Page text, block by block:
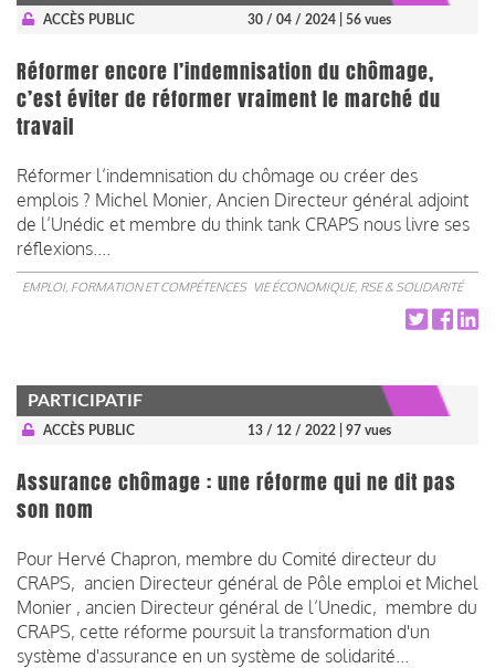
ACCÈS PUBLIC 30 / 04 / 2024 | 56 vues
Réformer encore l’indemnisation du chômage,
c’est éviter de réformer vraiment le marché du
travail
Réformer l’indemnisation du chômage ou créer des
emplois ? Michel Monier, Ancien Directeur général adjoint
de l’Unédic et membre du think tank CRAPS nous livre ses
réflexions....
EMPLOI, FORMATION ET COMPÉTENCES VIE ÉCONOMIQUE, RSE & SOLIDARITÉ
PARTICIPATIF
ACCÈS PUBLIC 13 / 12 / 2022 | 97 vues
Assurance chômage : une réforme qui ne dit pas
son nom
Pour Hervé Chapron, membre du Comité directeur du
CRAPS, ancien Directeur général de Pôle emploi et Michel
Monier , ancien Directeur général de l’Unedic, membre du
CRAPS, cette réforme poursuit la transformation d'un
système d'assurance en un système de solidarité...